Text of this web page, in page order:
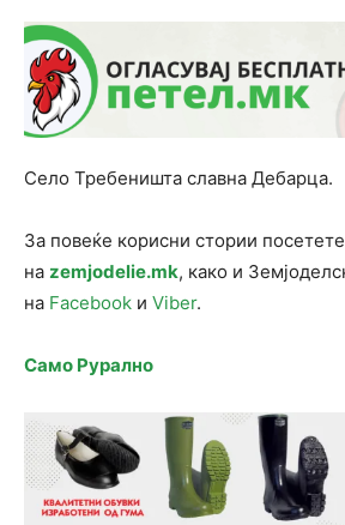
Село Требеништа славна Дебарца.
За повеќе корисни стории посетете
на zemjodelie.mk, како и
на Facebook и Viber.
Само Рурално